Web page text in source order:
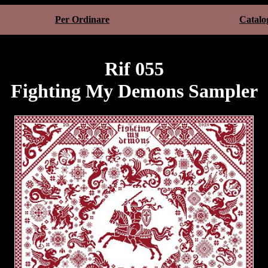
Per Ordinare
Rif 055
Fighting My Demons Sampler